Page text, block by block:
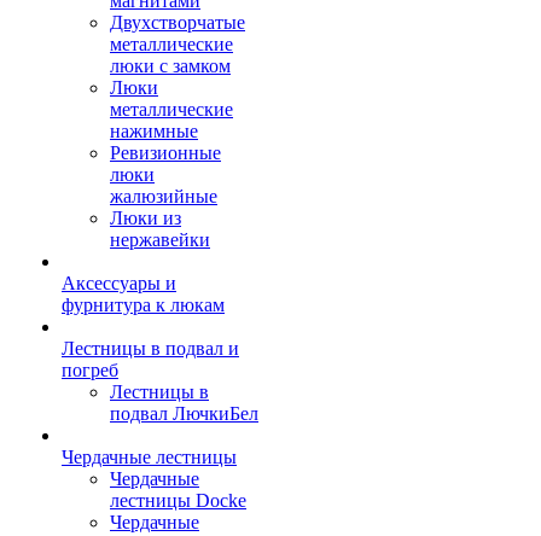
Двухстворчатые
металлические
люки с замком
Люки
металлические
нажимные
Ревизионные
люки
жалюзийные
Люки из
нержавейки
Аксессуары и
фурнитура к люкам
Лестницы в подвал и
погреб
Лестницы в
подвал ЛючкиБел
Чердачные лестницы
Чердачные
лестницы Docke
Чердачные